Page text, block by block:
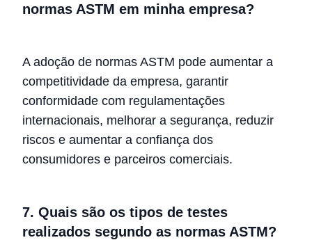
normas ASTM em minha empresa?
A adoção de normas ASTM pode aumentar a
competitividade da empresa, garantir
conformidade com regulamentações
internacionais, melhorar a segurança, reduzir
riscos e aumentar a confiança dos
consumidores e parceiros comerciais.
7. Quais são os tipos de testes
realizados segundo as normas ASTM?